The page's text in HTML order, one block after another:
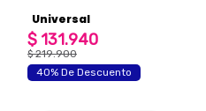
Universal
$ 131.940
$ 219.900
40% De Descuento